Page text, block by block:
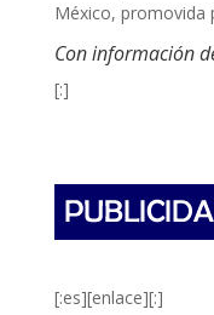
México, promovida
Con información
[:]
[:es][enlace][:]